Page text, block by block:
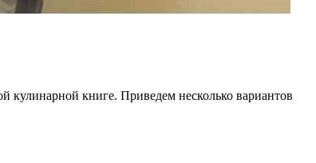
книге. Приведем несколько вариантов